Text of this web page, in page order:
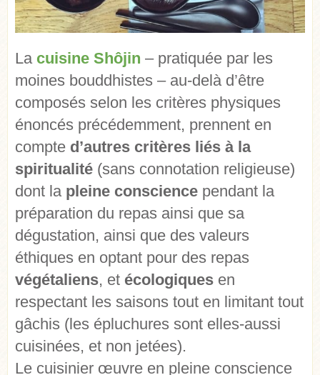
La cuisine Shôjin – pratiquée par les
moines bouddhistes – au-delà d’être
composés selon les critères physiques
énoncés précédemment, prennent en
compte d’autres critères liés à la
spiritualité (sans connotation religieuse)
dont la pleine conscience pendant la
préparation du repas ainsi que sa
dégustation, ainsi que des valeurs
éthiques en optant pour des repas
végétaliens, et écologiques en
respectant les saisons tout en limitant tout
gâchis (les épluchures sont elles-aussi
cuisinées, et non jetées).
Le cuisinier œuvre en pleine conscience